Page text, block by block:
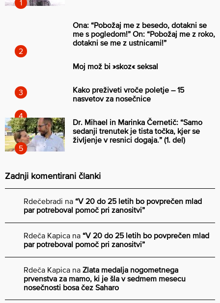
Ona: “Pobožaj me z besedo, dotakni se
me s pogledom!” On: “Pobožaj me z roko,
dotakni se me z ustnicami!”
Moj mož bi »skoz« seksal
Kako preživeti vroče poletje – 15
nasvetov za nosečnice
Dr. Mihael in Marinka Černetič: “Samo
sedanji trenutek je tista točka, kjer se
življenje v resnici dogaja.” (1. del)
Zadnji komentirani članki
Rdečebradi na “V 20 do 25 letih bo povprečen mlad
par potreboval pomoč pri zanositvi”
Rdeča Kapica na “V 20 do 25 letih bo povprečen mlad
par potreboval pomoč pri zanositvi”
Rdeča Kapica na Zlata medalja nogometnega
prvenstva za mamo, ki je šla v sedmem mesecu
nosečnosti bosa čez Saharo